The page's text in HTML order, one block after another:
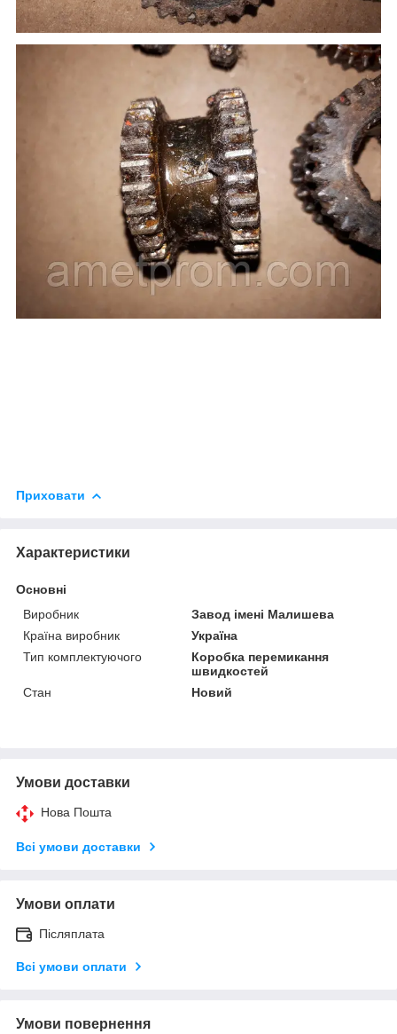
Приховати
Характеристики
Основні
Виробник
Завод імені Малишева
Країна виробник
Україна
Тип комплектуючого
Коробка перемикання
швидкостей
Стан
Новий
Умови доставки
Нова Пошта
Всі умови доставки
Умови оплати
Післяплата
Всі умови оплати
Умови повернення